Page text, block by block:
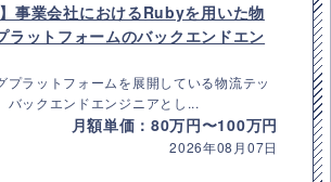
事業会社におけるRubyを用いた物
ラットフォームのバックエンドエン
プラットフォームを展開している物流テッ
バックエンドエンジニアとし...
月額単価：80万円〜100万円
2026年08月07日